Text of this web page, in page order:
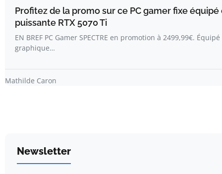
Profitez de la promo sur ce PC gamer fixe équipé
puissante RTX 5070 Ti
EN BREF PC Gamer SPECTRE en promotion à 2499,99€.
graphique…
Mathilde Caron
Newsletter